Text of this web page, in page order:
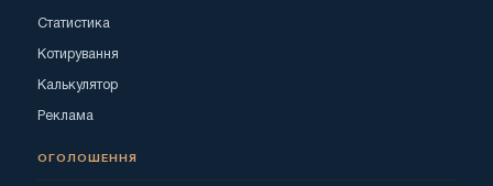
Статистика
Котирування
Калькулятор
Реклама
ОГОЛОШЕННЯ